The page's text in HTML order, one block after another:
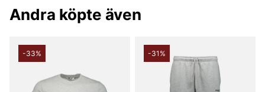
Andra köpte även
-33% -31%